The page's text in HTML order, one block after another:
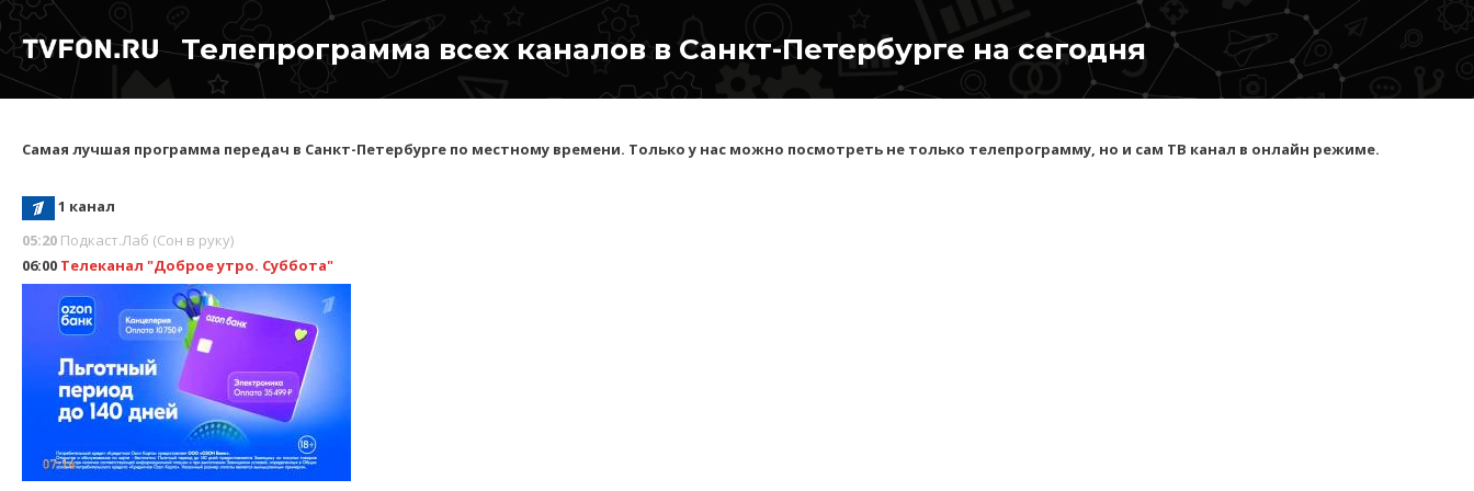
Телепрограмма всех каналов в Санкт-Петербурге на сегодня
Самая лучшая программа передач в Санкт-Петербурге по местному времени. Только у нас можно посмотреть не только телепрограмму, но и сам ТВ канал в онлайн режиме.
1 канал
05:20 Подкаст.Лаб (Сон в руку)
06:00 Телеканал "Доброе утро. Суббота"